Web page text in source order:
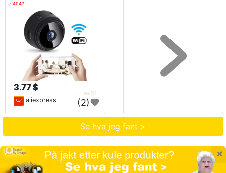
🔗404?
3.77 $
51
aliexpress (2)
Se hva jeg fant >
×